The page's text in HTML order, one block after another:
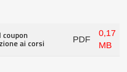
coupon
ai corsi PDF
0,17
MB